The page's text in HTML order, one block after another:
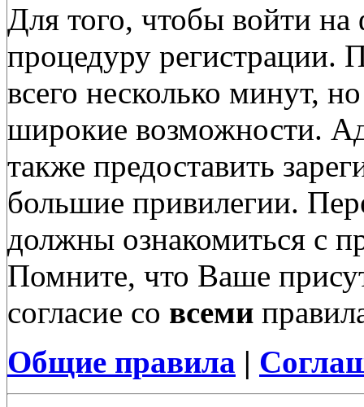
Для того, чтобы войти
процедуру регистрации.
всего несколько минут,
широкие возможности.
также предоставить
большие привилегии.
должны ознакомиться с
Помните, что Ваше
согласие со всеми
Общие правила |